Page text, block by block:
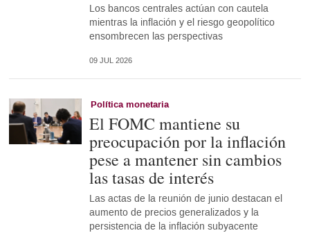
Los bancos centrales actúan con cautela
mientras la inflación y el riesgo geopolítico
ensombrecen las perspectivas
09 JUL 2026
Política monetaria
El FOMC mantiene su
preocupación por la inflación
pese a mantener sin cambios
las tasas de interés
Las actas de la reunión de junio destacan el
aumento de precios generalizados y la
persistencia de la inflación subyacente